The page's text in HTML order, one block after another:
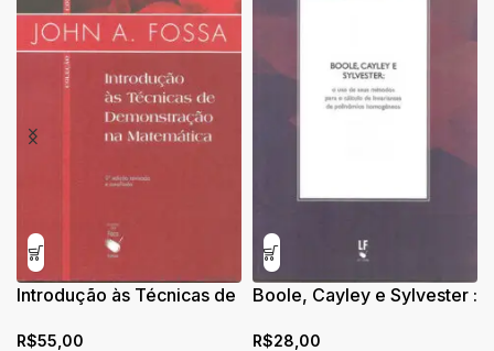
Introdução às Técnicas de
Matemática
R$55,00
Boole, Cayley e Sylvester :
para o cálculo de
R$28,00